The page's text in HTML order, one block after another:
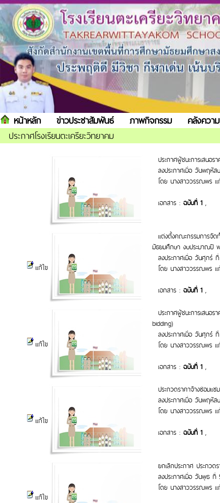
หน้าหลัก ข่าวประชาสัมพันธ์ ภาพกิจกรรม
คลังควา
ประกาศโรงเรียนตะเครียะวิทยาคม
ประกาศผู้ชนะการเสนอ
ลงประกาศเมื่อ วันพฤหั
โดย นางสาววรรณพร แ
เอกสาร : ฉบับที่ 1,
แก้ไข
แต่งตั้งคณะกรรมการจัด
มัธยมศึกษา งบประมาณปี พ
ลงประกาศเมื่อ วันศุกร์
โดย นางสาววรรณพร แ
เอกสาร : ฉบับที่ 1,
แก้ไข
ประกาศผู้ชนะการเสนอ
bidding)
ลงประกาศเมื่อ วันศุกร์
โดย นางสาววรรณพร แ
เอกสาร : ฉบับที่ 1,
แก้ไข
ประกวดราคาจ้างซ่อมแ
ลงประกาศเมื่อ วันพฤหั
โดย นางสาววรรณพร แ
เอกสาร : ฉบับที่ 1,
แก้ไข
ยกเลิกประกาศ ประกว
ลงประกาศเมื่อ วันพุธ ที่
โดย นางสาววรรณพร แ